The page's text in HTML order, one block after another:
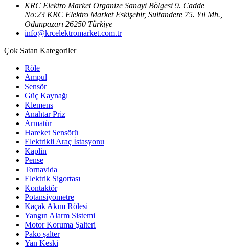
KRC Elektro Market Organize Sanayi Bölgesi 9. Cadde
No:23 KRC Elektro Market Eskişehir, Sultandere 75. Yıl Mh.,
Odunpazarı 26250 Türkiye
info@krcelektromarket.com.tr
Çok Satan Kategoriler
Röle
Ampul
Sensör
Güç Kaynağı
Klemens
Anahtar Priz
Armatür
Hareket Sensörü
Elektrikli Araç İstasyonu
Kaplin
Pense
Tornavida
Elektrik Sigortası
Kontaktör
Potansiyometre
Kaçak Akım Rölesi
Yangın Alarm Sistemi
Motor Koruma Şalteri
Pako şalter
Yan Keski